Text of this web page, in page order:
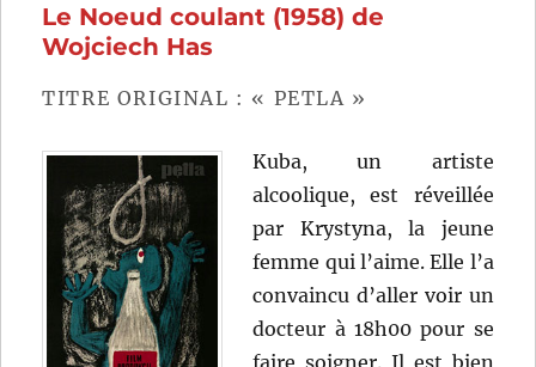
Wojciech
Le Noeud coulant (1958) de
Wojciech Has
TITRE ORIGINAL : « PETLA »
Kuba, un artiste
alcoolique, est réveillée
par Krystyna, la jeune
femme qui l’aime. Elle l’a
convaincu d’aller voir un
docteur à 18h00 pour se